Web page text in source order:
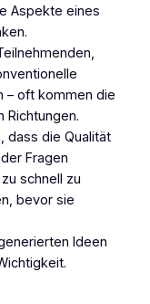
Aspekte eines
– oft kommen die
Richtungen.
dass die Qualität
Fragen
schnell zu
bevor sie
Ideen